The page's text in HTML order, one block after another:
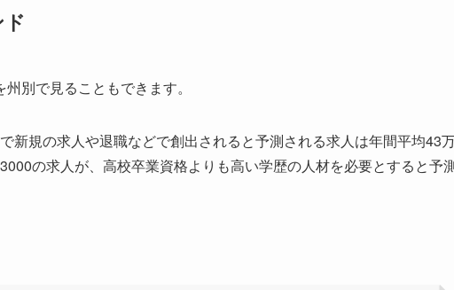
別で見ることもできます。
新規の求人や退職などで創出されると予測される求人は年間平均43
の求人が、高校卒業資格よりも高い学歴の人材を必要とすると予